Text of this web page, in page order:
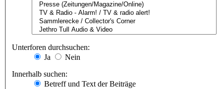
Unterforen durchsuchen:
Ja
Nein
Innerhalb suchen:
Betreff und Text der Beiträge